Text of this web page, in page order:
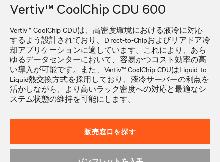
Vertiv™ CoolChip CDU 600
Vertiv™ CoolChip CDUは、高密度環境における液冷に対応
するよう設計されており、Direct-to-Chipおよびリアドア冷
却アプリケーションに適しています。これにより、あら
ゆるデータセンターにおいて、容易かつコスト効率の高
い導入が可能です。また、Vertiv™ CoolChip CDUはLiquid-to-
Liquid熱交換方式を採用しており、液冷サーバーの利点を
活かしながら、より高いラック密度への対応と最適なシ
ステム状態の維持を可能にします。
販売窓口を探す